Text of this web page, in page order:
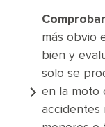
más obvio
bien y
solo se
en la moto
accidentes